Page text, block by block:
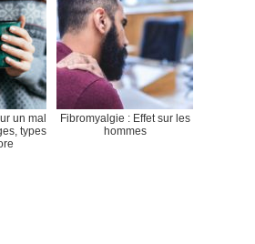
un mal
types
Fibromyalgie : Effet sur les
hommes